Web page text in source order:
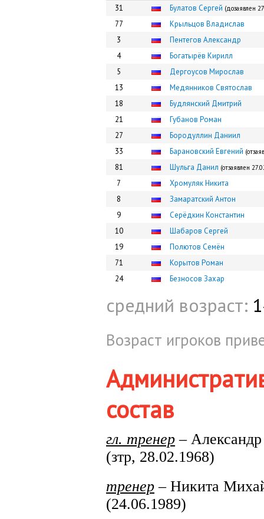
31 Булатов Сергей (дозаявлен
77
Крыльцов Владислав
3
Пентегов Александр
4
Богатырёв Кирилл
5
Дергоусов Мирослав
13
Медянников Святослав
18
Будлянский Дмитрий
21
Губанов Роман
27
Бородуллин Даниил
33
Барановский Евгений
81 Шульга Данил (отзаявлен
7
Хромуляк Никита
8
Замаратский Антон
9
Серёдкин Константин
10
Шабаров Сергей
19
Полютов Семён
71
Корытов Роман
24
Безносов Захар
средний возраст:
Возраст игроков
состав
гл. тренер –
(зтр, 28.02.1968)
тренер – Никита
(24.06.1989)